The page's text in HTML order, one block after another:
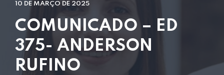
10 DE MARÇO DE 2025
COMUNICADO – ED
375- ANDERSON
RUFINO